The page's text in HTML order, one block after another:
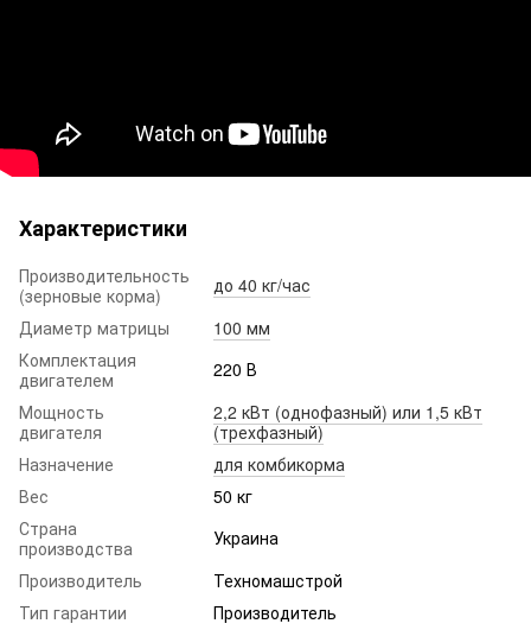
Характеристики
Производительность
(зерновые корма)
до 40 кг/час
Диаметр матрицы
100 мм
Комплектация
двигателем
220 В
Мощность
двигателя
2,2 кВт (однофазный) или 1,5 кВт
(трехфазный)
Назначение
для комбикорма
Вес
50 кг
Страна
производства
Украина
Производитель
Техномашстрой
Тип гарантии
Производитель